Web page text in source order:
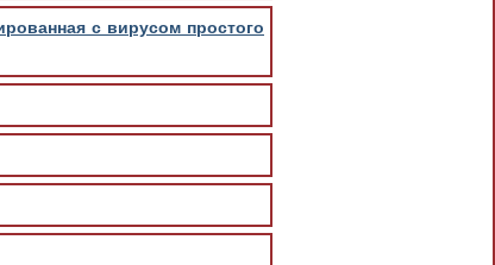
с вирусом простого